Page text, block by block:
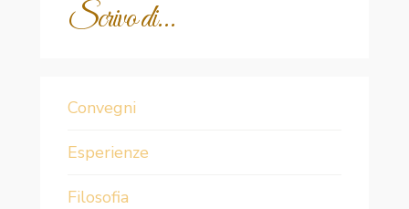
Scrivo di...
Convegni
Esperienze
Filosofia